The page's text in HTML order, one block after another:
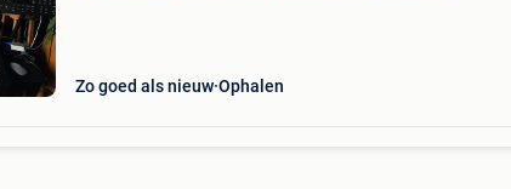
Zo goed als nieuw Ophalen